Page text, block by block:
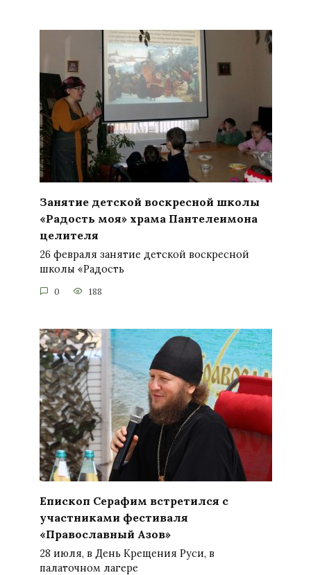
Занятие детской воскресной школы
«Радость моя» храма Пантелеимона
целителя
26 февраля занятие детской воскресной
школы «Радость
0 188
Епископ Серафим встретился с
участниками фестиваля
«Православный Азов»
28 июля, в День Крещения Руси, в
палаточном лагере